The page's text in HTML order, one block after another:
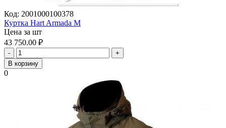
Код: 2001000100378
Куртка Hart Armada M
Цена за шт
43 750.00 ₽
-
+
В корзину
0